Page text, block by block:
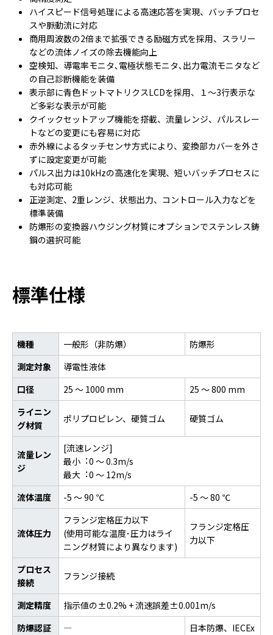
ハイスピード信号処理による高速応答を実現、バッチプロセ
スや脈動流に対応
商用周波数の2倍まで拡張できる励磁方式を採用、スラリー
などの流体ノイズの除去機能向上
空検知、導電率モニタ､電極状態モニタ､出力電流モニタなど
の自己診断機能を装備
表示部に青色ドットマトリクスLCDを採用、１～3行表示な
ど多彩な表示が可能
クイックセットアップ機能を搭載、流量レンジ、パルスレー
トなどの変更にも容易に対応
赤外線によるタッチセンサ方式により、変換部カバーを外さ
ずに設定変更が可能
パルス出力は10kHzの高速化を実現、短いバッチプロセスに
も対応可能
正逆測定、2重レンジ、状態出力、コントロール入力などを
標準装備
防爆形の変換器ハウジング材質にオプションでステンレス鋳
鋼の選択可能
標準仕様
機種 一般形（非防爆）
防爆形
測定対象
導電性液体
口径
25 〜 1000 mm
25 〜 800 mm
ライニン
グ材質
ポリプロピレン、硬質ゴム 硬質ゴム
流量レン
ジ
[流速レンジ]
最⼩︓0 〜 0.3m/s
最⼤︓0 〜 12m/s
流体温度
-5 ～ 90 ℃ -5 ～ 80 ℃
流体圧力
フランジ定格圧力以下
(使⽤可能な温度･圧⼒はライ
ニング材質により異なります)
フランジ定格圧
力以下
プロセス
接続
フランジ接続
測定精度
指⽰値の±0.2% + 流速誤差±0.001m/s
防爆認証
―
日本防爆、IECEx